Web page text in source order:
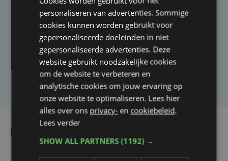
Taalfout opgemerkt?
Heb je een taal- of schrijffout opgemerkt in dit
artikel?
Laat het ons weten
personaliseren van advertenties. Sommige
cookies kunnen worden gebruikt voor
gepersonaliseerde doeleinden in niet
gepersonaliseerde advertenties. Deze
website gebruikt noodzakelijke cookies
om de website te verbeteren en
analytische cookies om jouw ervaring op
onze website te optimaliseren. Lees hier
alles over ons privacy- en cookiebeleid.
Lees verder
SHOW ALL PARTNERS(1192) →